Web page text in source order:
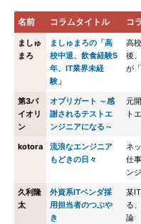
名前 コラムタイトル コ
ましゅ
まろ
ましゅまろの「高
校中退、飲食経験5
年、IT業界未経
験」
高
後
が
第3バ
イオリ
ン
オブリガート ～感
謝されるテストエ
ンジニアになる～
元
ト
kotora
流浪なエンジニア
もどきの日々
ネ
仕
ン
久利隆
太
外資系ITベンダ採
用担当者のつぶや
き
某
る
論